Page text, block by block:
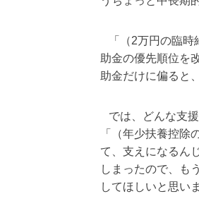
「（2万円の臨時
助金の優先順位を
助金だけに偏ると
では、どんな支
「（年少扶養控
て、支えになるん
しまったので、も
してほしいと思い